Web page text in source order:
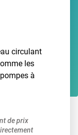
circulant
les
à
de prix